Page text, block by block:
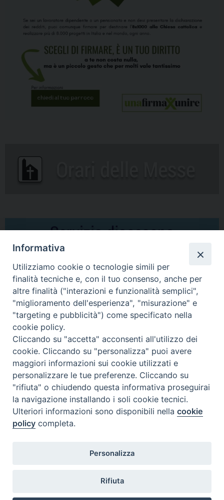
Comunicati Stampa
Il cordoglio dei Vescovi di Puglia per la morte di S.E.R. Mons. Agostino
Superbo
Nasce la Consulta Diocesana delle Aggregazioni Laicali di Castellaneta
Archivio comunicati stampa
2026 © Diocesi di Castellaneta
Informativa
Utilizziamo cookie o tecnologie simili per
finalità tecniche e, con il tuo consenso, anche per
altre finalità ("interazioni e funzionalità semplici",
"miglioramento dell'esperienza", "misurazione" e
"targeting e pubblicità") come specificato nella
cookie policy.
Cliccando su "accetta" acconsenti all'utilizzo dei
cookie. Cliccando su "personalizza" puoi avere
maggiori informazioni sui cookie utilizzati e
personalizzare le tue preferenze. Cliccando su
"rifiuta" o chiudendo questa informativa proseguirai
la navigazione installando i soli cookie tecnici.
Ulteriori informazioni sono disponibili nellacookie
policy completa.
Personalizza
Rifiuta